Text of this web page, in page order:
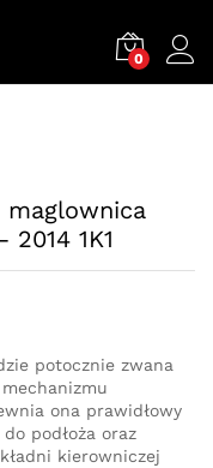
0
maglownica
1K1
potocznie zwana
ona prawidłowy
podłoża oraz
kierowniczej